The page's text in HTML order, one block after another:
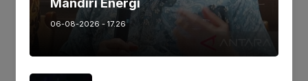
Mandiri Energi
06-08-2026 - 17.26